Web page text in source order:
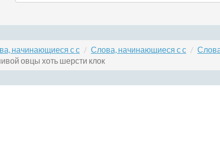
начинающиеся с с Слова, начинающиеся с с
овцы хоть шерсти клок